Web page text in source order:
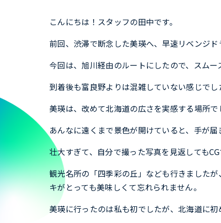
こんにちは！スタッフの田中です。
前回、渋滞で断念した美瑛へ、早速リベンジ
今回は、旭川経由のルートにしたので、スム
到着後も富良野よりは混雑していない感じでし
美瑛は、改めて北海道の広さを実感する場所で
あんなに遠くまで景色が開けていると、手が
壮大すぎて、自分で撮った写真を見返しても
観光名所の「四季彩の丘」なども行きました
キがとっても美味しくて忘れられません。
美瑛に行ったのは私も初でしたが、北海道に